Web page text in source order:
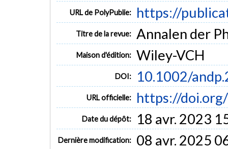
URL de PolyPublie: https://
Titre de la revue: Annalen der
Maison d'édition: Wiley-VCH
DOI: 10.1002/
URL officielle: https://
Date du dépôt: 18 avr. 2023
Dernière modification: 08 avr. 2025